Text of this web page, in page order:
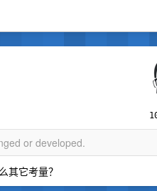
or developed.
其它考量？